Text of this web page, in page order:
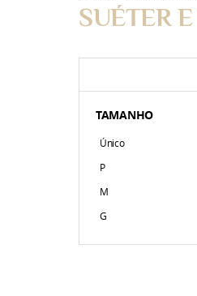
SUÉTER
TAMANHO
Único
P
M
G